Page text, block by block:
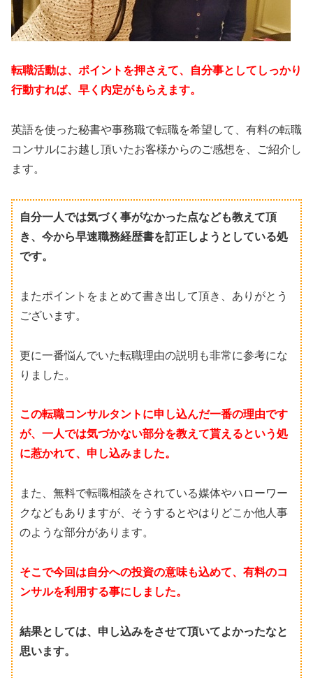
転職活動は、ポイントを押さえて、自分事としてしっかり
行動すれば、早く内定がもらえます。
英語を使った秘書や事務職で転職を希望して、有料の転職
コンサルにお越し頂いたお客様からのご感想を、ご紹介し
ます。
自分一人では気づく事がなかった点なども教えて頂
き、今から早速職務経歴書を訂正しようとしている処
です。
またポイントをまとめて書き出して頂き、ありがとう
ございます。
更に一番悩んでいた転職理由の説明も非常に参考にな
りました。
この転職コンサルタントに申し込んだ一番の理由です
が、一人では気づかない部分を教えて貰えるという処
に惹かれて、申し込みました。
また、無料で転職相談をされている媒体やハローワー
クなどもありますが、そうするとやはりどこか他人事
のような部分があります。
そこで今回は自分への投資の意味も込めて、有料のコ
ンサルを利用する事にしました。
結果としては、申し込みをさせて頂いてよかったなと
思います。